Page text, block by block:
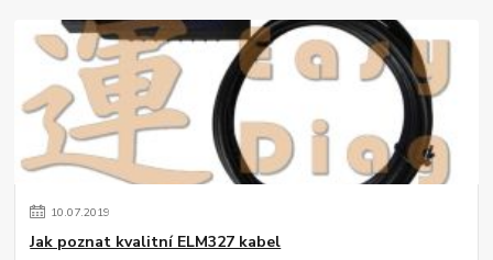
10.07.2019
Jak poznat kvalitní ELM327 kabel